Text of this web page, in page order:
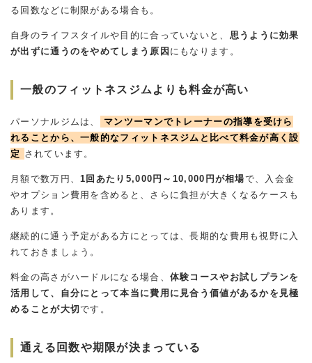
る回数などに制限がある場合も。
自身のライフスタイルや目的に合っていないと、 思うように効果
が出ずに通うのをやめてしまう原因 にもなります。
一般のフィットネスジムよりも料金が高い
パーソナルジムは、
マンツーマンでトレーナーの指導を受けら
れることから、一般的なフィットネスジムと比べて料金が高く設
定 されています。
月額で数万円、 1回あたり5,000円～10,000円が相場で、入会金
やオプション費用を含めると、さらに負担が大きくなるケースも
あります。
継続的に通う予定がある方にとっては、長期的な費用も視野に入
れておきましょう。
料金の高さがハードルになる場合、 体験コースやお試しプランを
活用して、自分にとって本当に費用に見合う価値があるかを見極
めることが大切です。
通える回数や期限が決まっている